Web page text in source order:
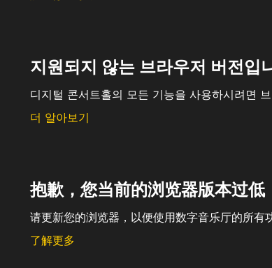
지원되지 않는 브라우저 버전입
디지털 콘서트홀의 모든 기능을 사용하시려면
더 알아보기
抱歉，您当前的浏览器版本过低
请更新您的浏览器，以便使用数字音乐厅的所有
了解更多